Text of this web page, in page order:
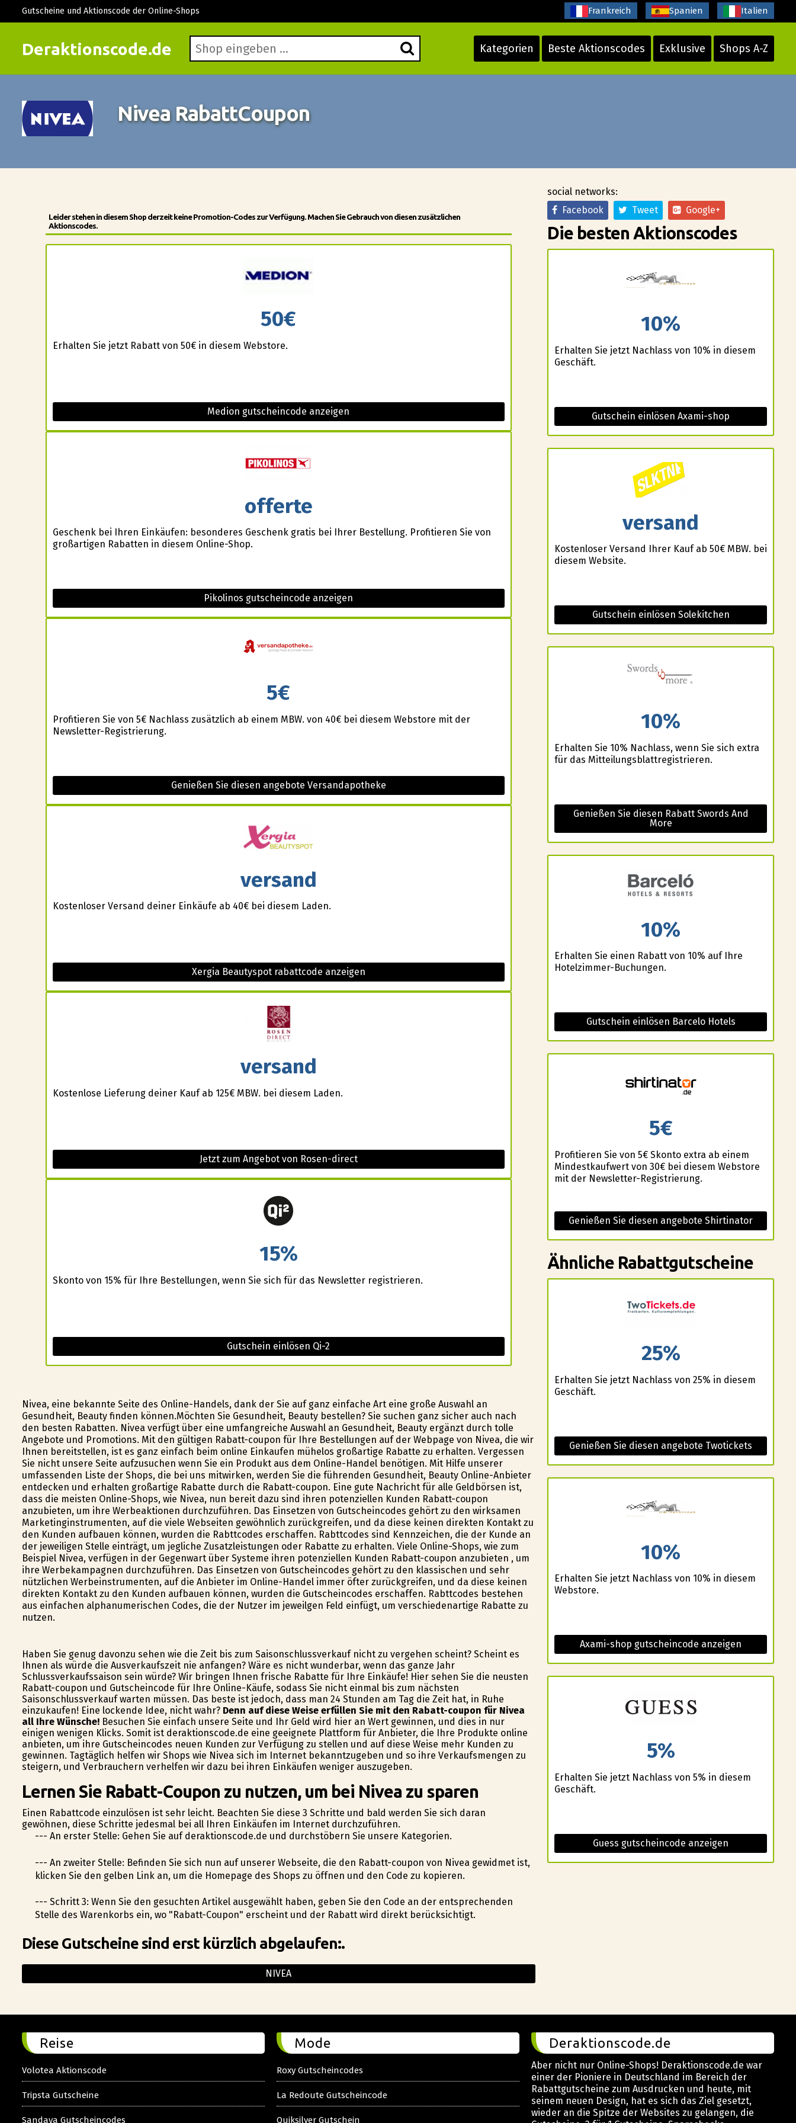
Deraktionscode.de Kategorien Beste Aktionscodes Exklusive Shops A-Z
Gutscheine und Aktionscode der Online-Shops Frankreich Spanien Italien
Nivea RabattCoupon
Leider stehen in diesem Shop derzeit keine Promotion-Codes zur Verfügung. Machen Sie Gebrauch von diesen zusätzlichen
Aktionscodes.
50€
Erhalten Sie jetzt Rabatt von 50€ in diesem Webstore.
Medion gutscheincode anzeigen
offerte
Geschenk bei Ihren Einkäufen: besonderes Geschenk gratis bei Ihrer Bestellung. Profitieren Sie von
großartigen Rabatten in diesem Online-Shop.
Pikolinos gutscheincode anzeigen
5€
Profitieren Sie von 5€ Nachlass zusätzlich ab einem MBW. von 40€ bei diesem Webstore mit der
Newsletter-Registrierung.
Genießen Sie diesen angebote Versandapotheke
versand
Kostenloser Versand deiner Einkäufe ab 40€ bei diesem Laden.
Xergia Beautyspot rabattcode anzeigen
versand
Kostenlose Lieferung deiner Kauf ab 125€ MBW. bei diesem Laden.
Jetzt zum Angebot von Rosen-direct
15%
Skonto von 15% für Ihre Bestellungen, wenn Sie sich für das Newsletter registrieren.
Gutschein einlösen Qi-2
Nivea, eine bekannte Seite des Online-Handels, dank der Sie auf ganz einfache Art eine große Auswahl an
Gesundheit, Beauty finden können.Möchten Sie Gesundheit, Beauty bestellen? Sie suchen ganz sicher auch nach
den besten Rabatten. Nivea verfügt über eine umfangreiche Auswahl an Gesundheit, Beauty ergänzt durch tolle
Angebote und Promotions. Mit den gültigen Rabatt-coupon für Ihre Bestellungen auf der Webpage von Nivea, die wir
Ihnen bereitstellen, ist es ganz einfach beim online Einkaufen mühelos großartige Rabatte zu erhalten. Vergessen
Sie nicht unsere Seite aufzusuchen wenn Sie ein Produkt aus dem Online-Handel benötigen. Mit Hilfe unserer
umfassenden Liste der Shops, die bei uns mitwirken, werden Sie die führenden Gesundheit, Beauty Online-Anbieter
entdecken und erhalten großartige Rabatte durch die Rabatt-coupon. Eine gute Nachricht für alle Geldbörsen ist,
dass die meisten Online-Shops, wie Nivea, nun bereit dazu sind ihren potenziellen Kunden Rabatt-coupon
anzubieten, um ihre Werbeaktionen durchzuführen. Das Einsetzen von Gutscheincodes gehört zu den wirksamen
Marketinginstrumenten, auf die viele Webseiten gewöhnlich zurückgreifen, und da diese keinen direkten Kontakt zu
den Kunden aufbauen können, wurden die Rabttcodes erschaffen. Rabttcodes sind Kennzeichen, die der Kunde an
der jeweiligen Stelle einträgt, um jegliche Zusatzleistungen oder Rabatte zu erhalten. Viele Online-Shops, wie zum
Beispiel Nivea, verfügen in der Gegenwart über Systeme ihren potenziellen Kunden Rabatt-coupon anzubieten , um
ihre Werbekampagnen durchzuführen. Das Einsetzen von Gutscheincodes gehört zu den klassischen und sehr
nützlichen Werbeinstrumenten, auf die Anbieter im Online-Handel immer öfter zurückgreifen, und da diese keinen
direkten Kontakt zu den Kunden aufbauen können, wurden die Gutscheincodes erschaffen. Rabttcodes bestehen
aus einfachen alphanumerischen Codes, die der Nutzer im jeweilgen Feld einfügt, um verschiedenartige Rabatte zu
nutzen.
Haben Sie genug davonzu sehen wie die Zeit bis zum Saisonschlussverkauf nicht zu vergehen scheint? Scheint es
Ihnen als würde die Ausverkaufszeit nie anfangen? Wäre es nicht wunderbar, wenn das ganze Jahr
Schlussverkaufssaison sein würde? Wir bringen Ihnen frische Rabatte für Ihre Einkäufe! Hier sehen Sie die neusten
Rabatt-coupon und Gutscheincode für Ihre Online-Käufe, sodass Sie nicht einmal bis zum nächsten
Saisonschlussverkauf warten müssen. Das beste ist jedoch, dass man 24 Stunden am Tag die Zeit hat, in Ruhe
einzukaufen! Eine lockende Idee, nicht wahr? Denn auf diese Weise erfüllen Sie mit den Rabatt-coupon für Nivea
all Ihre Wünsche!Besuchen Sie einfach unsere Seite und Ihr Geld wird hier an Wert gewinnen, und dies in nur
einigen wenigen Klicks. Somit ist deraktionscode.de eine geeignete Plattform für Anbieter, die Ihre Produkte online
anbieten, um ihre Gutscheincodes neuen Kunden zur Verfügung zu stellen und auf diese Weise mehr Kunden zu
gewinnen. Tagtäglich helfen wir Shops wie Nivea sich im Internet bekanntzugeben und so ihre Verkaufsmengen zu
steigern, und Verbrauchern verhelfen wir dazu bei ihren Einkäufen weniger auszugeben.
Lernen Sie Rabatt-Coupon zu nutzen, um bei Nivea zu sparen
Einen Rabattcode einzulösen ist sehr leicht. Beachten Sie diese 3 Schritte und bald werden Sie sich daran
gewöhnen, diese Schritte jedesmal bei all Ihren Einkäufen im Internet durchzuführen.
--- An erster Stelle: Gehen Sie auf deraktionscode.de und durchstöbern Sie unsere Kategorien.
--- An zweiter Stelle: Befinden Sie sich nun auf unserer Webseite, die den Rabatt-coupon von Nivea gewidmet ist,
klicken Sie den gelben Link an, um die Homepage des Shops zu öffnen und den Code zu kopieren.
--- Schritt 3: Wenn Sie den gesuchten Artikel ausgewählt haben, geben Sie den Code an der entsprechenden
Stelle des Warenkorbs ein, wo "Rabatt-Coupon" erscheint und der Rabatt wird direkt berücksichtigt.
Diese Gutscheine sind erst kürzlich abgelaufen:.
NIVEA
social networks:
Facebook
Tweet Google+
Die besten Aktionscodes
10%
Erhalten Sie jetzt Nachlass von 10% in diesem
Geschäft.
Gutschein einlösen Axami-shop
versand
Kostenloser Versand Ihrer Kauf ab 50€ MBW. bei
diesem Website.
Gutschein einlösen Solekitchen
10%
Erhalten Sie 10% Nachlass, wenn Sie sich extra
für das Mitteilungsblattregistrieren.
Genießen Sie diesen Rabatt Swords And
More
10%
Erhalten Sie einen Rabatt von 10% auf Ihre
Hotelzimmer-Buchungen.
Gutschein einlösen Barcelo Hotels
5€
Profitieren Sie von 5€ Skonto extra ab einem
Mindestkaufwert von 30€ bei diesem Webstore
mit der Newsletter-Registrierung.
Genießen Sie diesen angebote Shirtinator
Ähnliche Rabattgutscheine
25%
Erhalten Sie jetzt Nachlass von 25% in diesem
Geschäft.
Genießen Sie diesen angebote Twotickets
10%
Erhalten Sie jetzt Nachlass von 10% in diesem
Webstore.
Axami-shop gutscheincode anzeigen
5%
Erhalten Sie jetzt Nachlass von 5% in diesem
Geschäft.
Guess gutscheincode anzeigen
Reise
Volotea Aktionscode
Tripsta Gutscheine
Sandaya Gutscheincodes
Mode
Roxy Gutscheincodes
La Redoute Gutscheincode
Quiksilver Gutschein
Deraktionscode.de
Aber nicht nur Online-Shops! Deraktionscode.de war
einer der Pioniere in Deutschland im Bereich der
Rabattgutscheine zum Ausdrucken und heute, mit
seinem neuen Design, hat es sich das Ziel gesetzt,
wieder an die Spitze der Websites zu gelangen, die